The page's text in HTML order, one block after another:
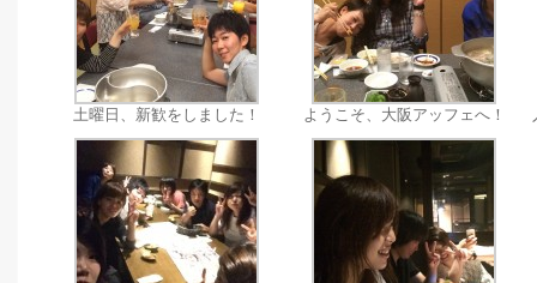
土曜日、新歓をしました！ ようこそ、大阪アッフェへ！